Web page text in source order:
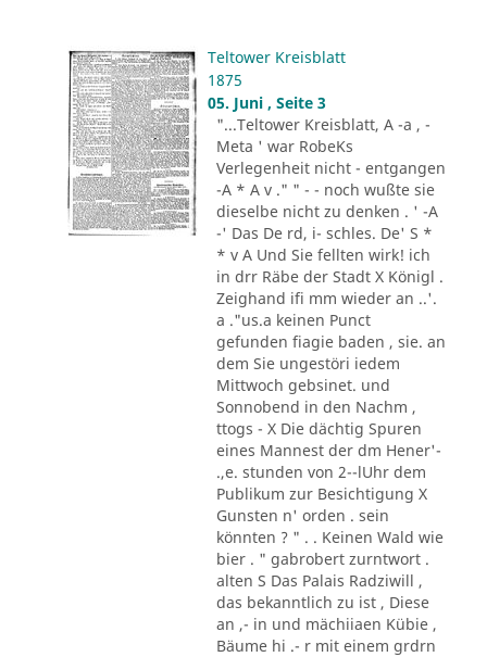
Teltower Kreisblatt
1875
05. Juni , Seite 3
"...Teltower Kreisblatt, A -a , -
Meta ' war RobeKs
Verlegenheit nicht - entgangen
-A * A v ." " - - noch wußte sie
dieselbe nicht zu denken . ' -A
-' Das De rd, i- schles. De' S *
* v A Und Sie fellten wirk! ich
in drr Räbe der Stadt X Königl .
Zeighand ifi mm wieder an ..'.
a ."us.a keinen Punct
gefunden fiagie baden , sie. an
dem Sie ungestöri iedem
Mittwoch gebsinet. und
Sonnobend in den Nachm ,
ttogs - X Die dächtig Spuren
eines Mannest der dm Hener'-
.,e. stunden von 2--lUhr dem
Publikum zur Besichtigung X
Gunsten n' orden . sein
könnten ? " . . Keinen Wald wie
bier . " gabrobert zurntwort .
alten S Das Palais Radziwill ,
das bekanntlich zu ist , Diese
an ,- in und mächiiaen Kübie ,
Bäume hi .- r mit einem grdrn